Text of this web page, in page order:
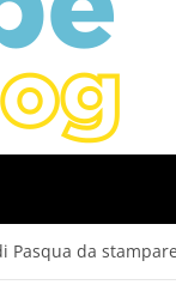
Pasqua da